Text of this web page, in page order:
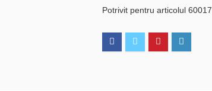
Potrivit pentru articolul 60017